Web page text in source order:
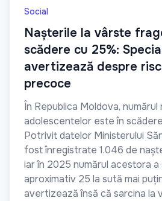
Social
Nașterile la vârste
scădere cu 25%:
avertizează despre
precoce
În Republica Moldova,
adolescentelor este în
Potrivit datelor Ministerului
fost înregistrate 1.046 de
iar în 2025 numărul acestora
aproximativ 25 la sută mai
avertizează însă că sarcina la